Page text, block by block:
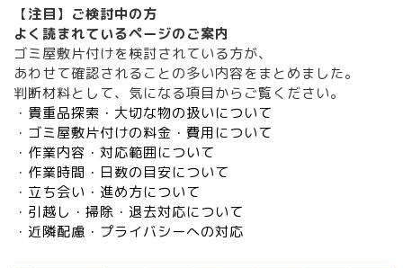
【注目】 ご検討中の方
よく読まれているページのご案内
ゴミ屋敷片付けを検討されている方が、
あわせて確認されることの多い内容をまとめました。
判断材料として、気になる項目からご覧ください。
・ 貴重品探索・大切な物の扱いについて
・ ゴミ屋敷片付けの料金・費用について
・ 作業内容・対応範囲について
・ 作業時間・日数の目安について
・ 立ち会い・進め方について
・ 引越し・掃除・退去対応について
・ 近隣配慮・プライバシーへの対応